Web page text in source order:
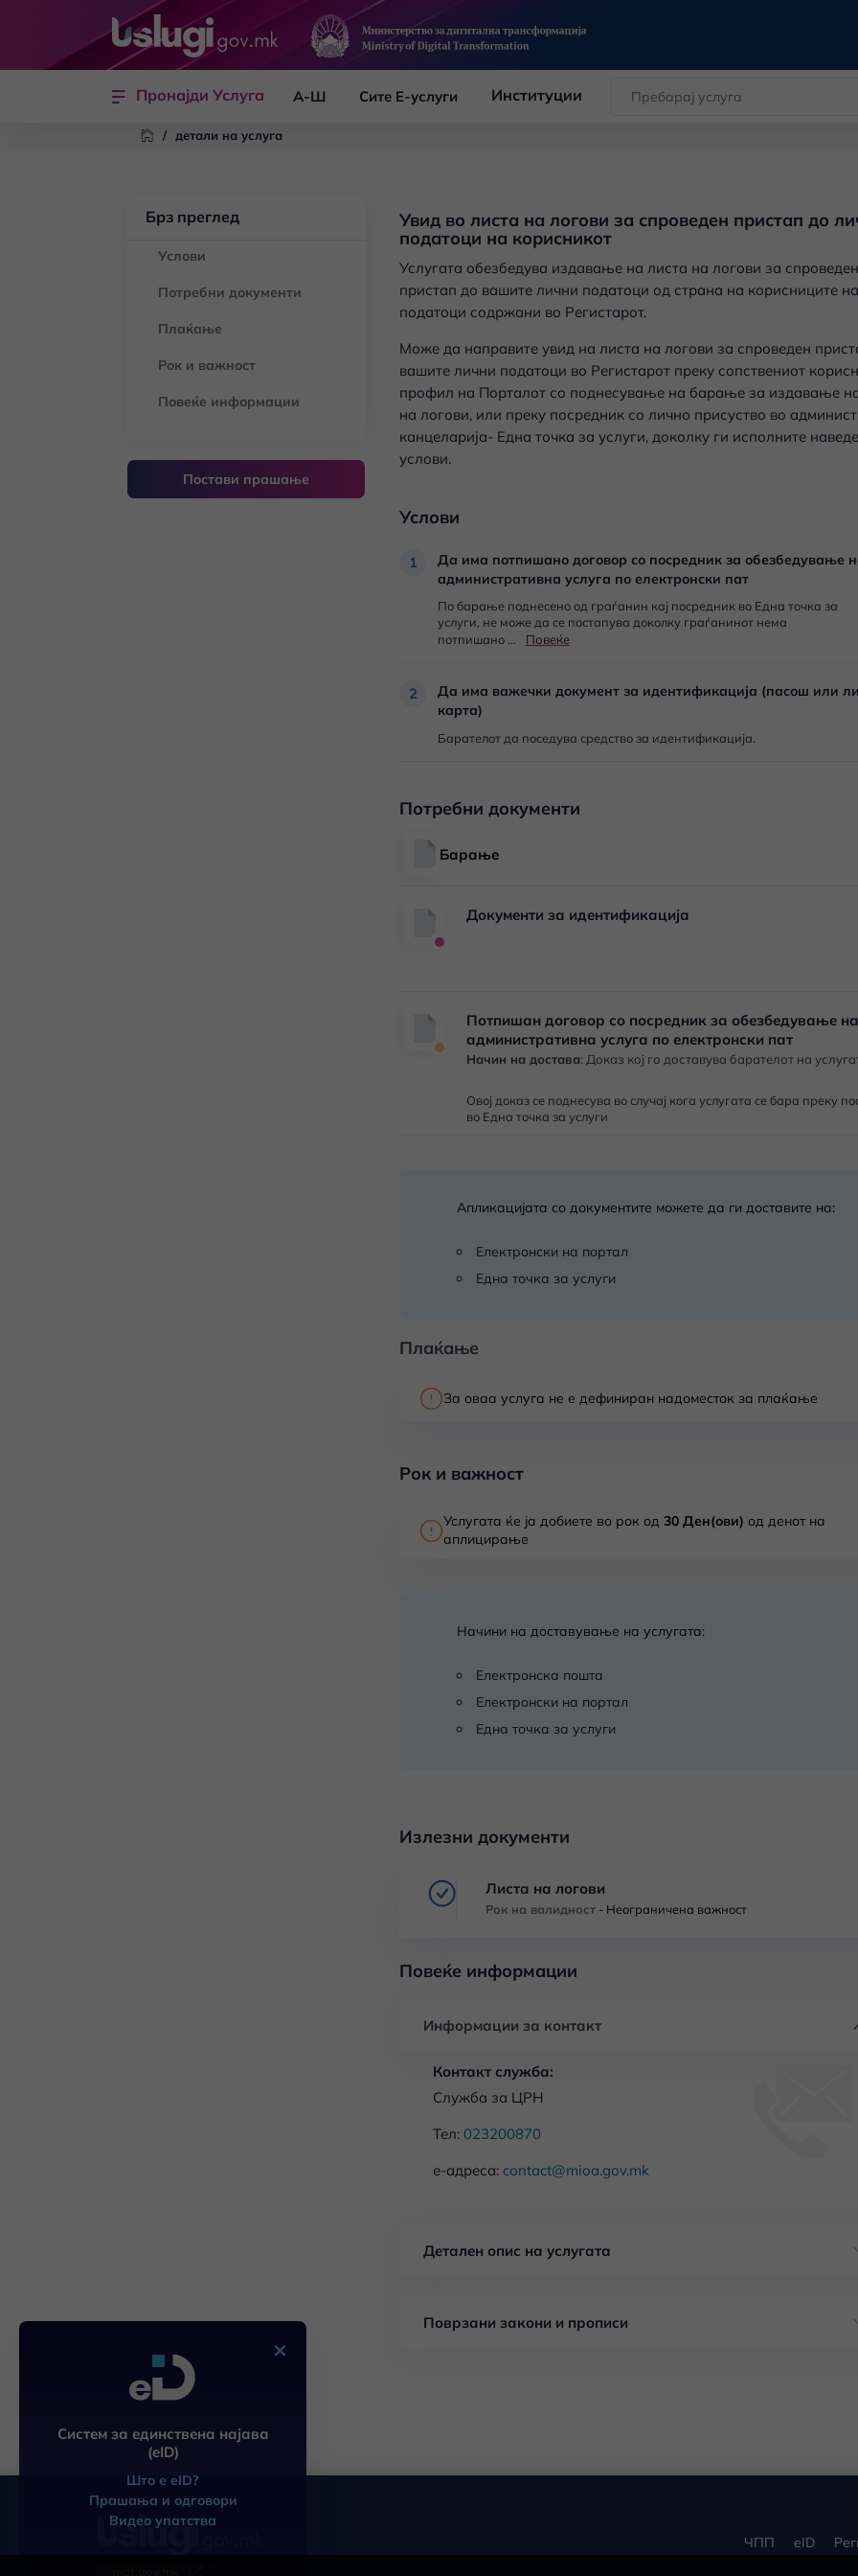
Пронајди Услуга А-Ш Сите Е-услуги Институции
/ детали на услуга
Увид во листа на логови за спроведен пристап до
податоци на корисникот
Услугата обезбедува издавање на листа на логови за спроведен
пристап до вашите лични податоци од страна на корисниците на
податоци содржани во Регистарот.
Може да направите увид на листа на логови за спроведен
вашите лични податоци во Регистарот преку сопствениот
профил на Порталот со поднесување на барање за издавање
на логови, или преку посредник со лично присуство во
канцеларија- Една точка за услуги, доколку ги исполните
услови.
Услови
1
Да има потпишано договор со посредник за обезбедување
административна услуга по електронски пат
По барање поднесено од граѓанин кај посредник во Една точка за
услуги, не може да се постапува доколку граѓанинот нема
потпишано ...
Повеќе
2
Да има важечки документ за идентификација (пасош или
карта)
Барателот да поседува средство за идентификација.
Потребни документи
Барање
Документи за идентификација
Потпишан договор со посредник за обезбедување на
административна услуга по електронски пат
Начин на достава: Доказ кој го доставува барателот на
Овој доказ се поднесува во случај кога услугата се бара преку
во Една точка за услуги
Апликацијата со документите можете да ги доставите на:
Електронски на портал
Една точка за услуги
Плаќање
За оваа услуга не е дефиниран надоместок за плаќање
Рок и важност
Услугата ќе ја добиете во рок од 30 Ден(ови) од денот на
аплицирање
Начини на доставување на услугата:
Електронска пошта
Електронски на портал
Една точка за услуги
Излезни документи
Листа на логови
Рок на валидност- Неограничена важност
Повеќе информации
Информации за контакт
Контакт служба:
Служба за ЦРН
Тел: 023200870
е-адреса: contact@mioa.gov.mk
Детален опис на услугата
Поврзани закони и прописи
Брз преглед
Услови
Потребни документи
Плаќање
Рок и важност
Повеќе информации
Постави прашање
ЧПП eID
Систем за единствена најава
(eID)
Што е eID?
Прашања и одговори
Видео упатства
×